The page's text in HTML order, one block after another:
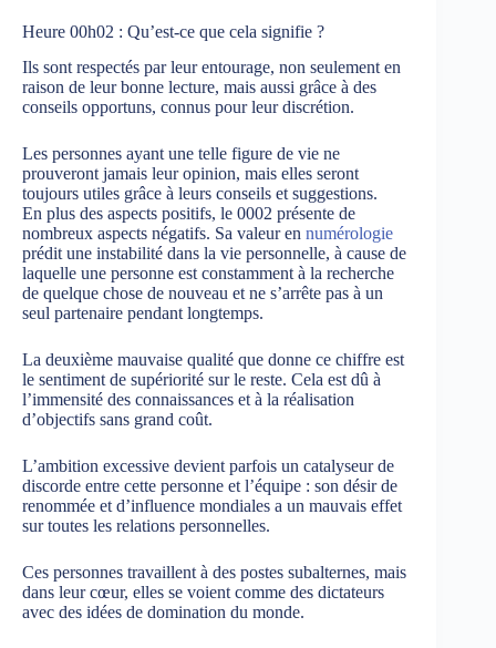
Heure 00h02 : Qu’est-ce que cela signifie ?
Ils sont respectés par leur entourage, non seulement en
raison de leur bonne lecture, mais aussi grâce à des
conseils opportuns, connus pour leur discrétion.
Les personnes ayant une telle figure de vie ne
prouveront jamais leur opinion, mais elles seront
toujours utiles grâce à leurs conseils et suggestions.
En plus des aspects positifs, le 0002 présente de
nombreux aspects négatifs. Sa valeur en numérologie
prédit une instabilité dans la vie personnelle, à cause de
laquelle une personne est constamment à la recherche
de quelque chose de nouveau et ne s’arrête pas à un
seul partenaire pendant longtemps.
La deuxième mauvaise qualité que donne ce chiffre est
le sentiment de supériorité sur le reste. Cela est dû à
l’immensité des connaissances et à la réalisation
d’objectifs sans grand coût.
L’ambition excessive devient parfois un catalyseur de
discorde entre cette personne et l’équipe : son désir de
renommée et d’influence mondiales a un mauvais effet
sur toutes les relations personnelles.
Ces personnes travaillent à des postes subalternes, mais
dans leur cœur, elles se voient comme des dictateurs
avec des idées de domination du monde.